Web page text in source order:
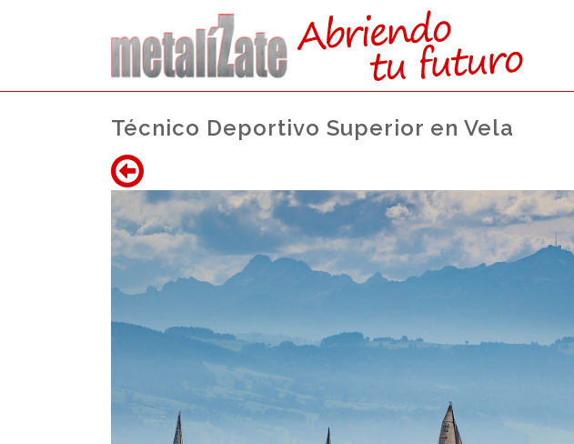
Técnico Deportivo Superior en Vela
ACCEDE A:
Universidad.
Acceso al Mundo Laboral.